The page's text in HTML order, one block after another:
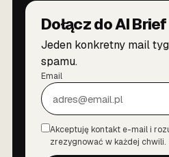
Dołącz do AI Brief
Jeden konkretny mail
spamu.
Email
Zgoda
Akceptuję kontakt e-mail i
zrezygnować w każdej chwili.